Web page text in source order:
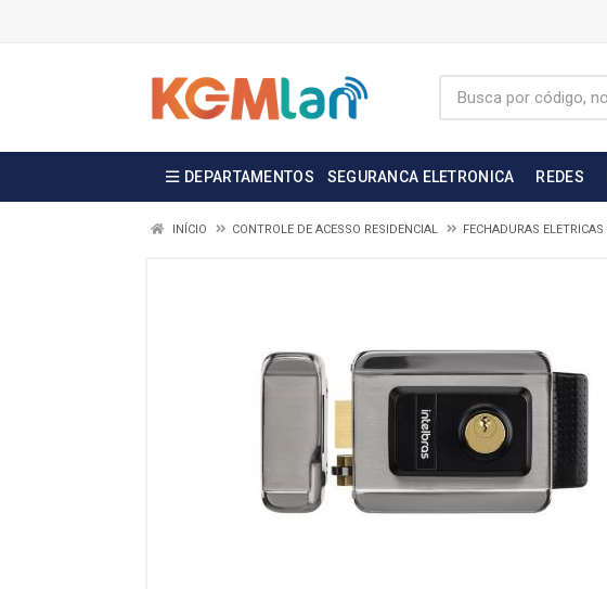
DEPARTAMENTOS SEGURANCA ELETRONICA REDES
INÍCIO CONTROLE DE ACESSO RESIDENCIAL FECHADURAS ELETRICAS